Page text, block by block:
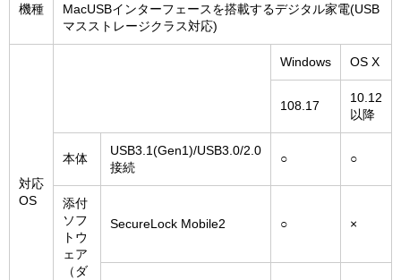
機種
MacUSBインターフェースを搭載するデジタル家電(USB
マスストレージクラス対応)
対応
OS
Windows OS X
108.17
10.12
以降
本体
USB3.1(Gen1)/USB3.0/2.0
接続
○ ○
添付
ソフ
トウ
ェア
（ダ
SecureLock Mobile2 ○ ×